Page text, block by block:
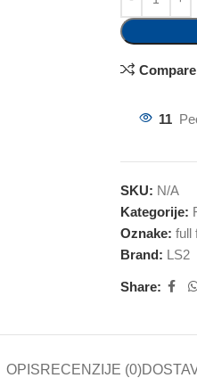
Compare
11
SKU: N/A
Kategorije:
Oznake: full
Brand: LS2
Share:
OPISRECENZIJE (0)